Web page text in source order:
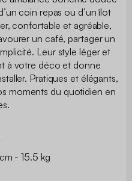
coin repas ou d’un îlot
confortable et agréable,
un café, partager un
Leur style léger et
à votre déco et donne
Pratiques et élégants,
moments du quotidien en
- 15.5 kg